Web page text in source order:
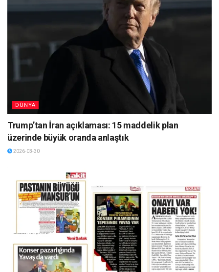
DÜNYA
Trump’tan İran açıklaması: 15 maddelik plan
üzerinde büyük oranda anlaştık
2026-03-30